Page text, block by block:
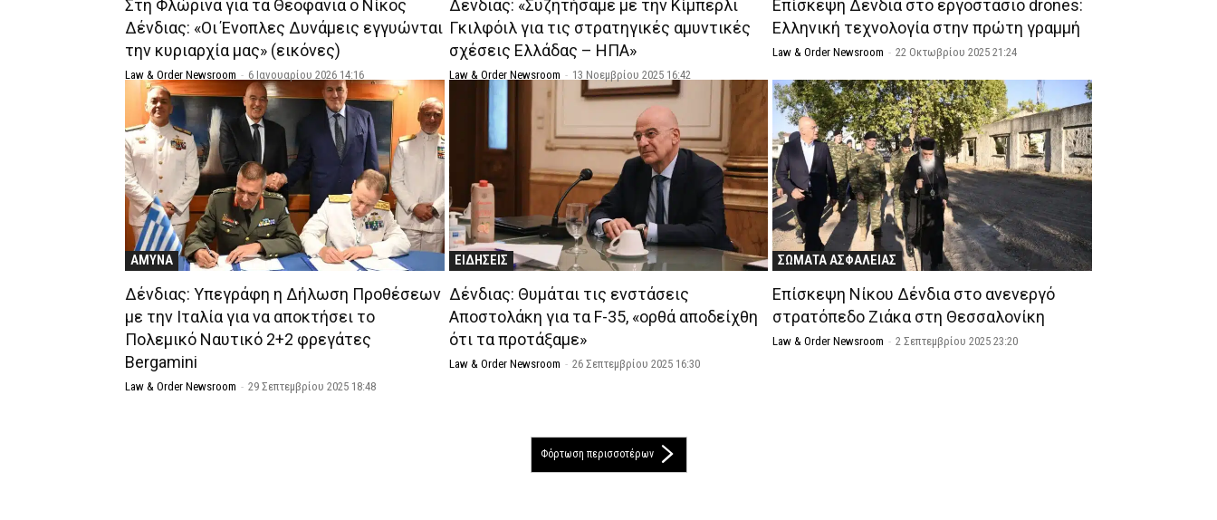
Στη Φλώρινα για τα Θεοφάνια ο Νίκος
Δένδιας: «Οι Ένοπλες Δυνάμεις εγγυώνται
την κυριαρχία μας» (εικόνες)
Law & Order Newsroom - 6 Ιανουαρίου 2026 14:16
Δένδιας: «Συζητήσαμε με την Κίμπερλι
Γκιλφόιλ για τις στρατηγικές αμυντικές
σχέσεις Ελλάδας – ΗΠΑ»
Law & Order Newsroom - 13 Νοεμβρίου 2025 16:42
Επίσκεψη Δένδια στο εργοστάσιο drones:
Ελληνική τεχνολογία στην πρώτη γραμμή
Law & Order Newsroom - 22 Οκτωβρίου 2025 21:24
ΑΜΥΝΑ
Δένδιας: Υπεγράφη η Δήλωση Προθέσεων
με την Ιταλία για να αποκτήσει το
Πολεμικό Ναυτικό 2+2 φρεγάτες
Bergamini
Law & Order Newsroom - 29 Σεπτεμβρίου 2025 18:48
ΕΙΔΗΣΕΙΣ
Δένδιας: Θυμάται τις ενστάσεις
Αποστολάκη για τα F-35, «ορθά αποδείχθη
ότι τα προτάξαμε»
Law & Order Newsroom - 26 Σεπτεμβρίου 2025 16:30
ΣΩΜΑΤΑ ΑΣΦΑΛΕΙΑΣ
Επίσκεψη Νίκου Δένδια στο ανενεργό
στρατόπεδο Ζιάκα στη Θεσσαλονίκη
Law & Order Newsroom - 2 Σεπτεμβρίου 2025 23:20
Φόρτωση περισσοτέρων